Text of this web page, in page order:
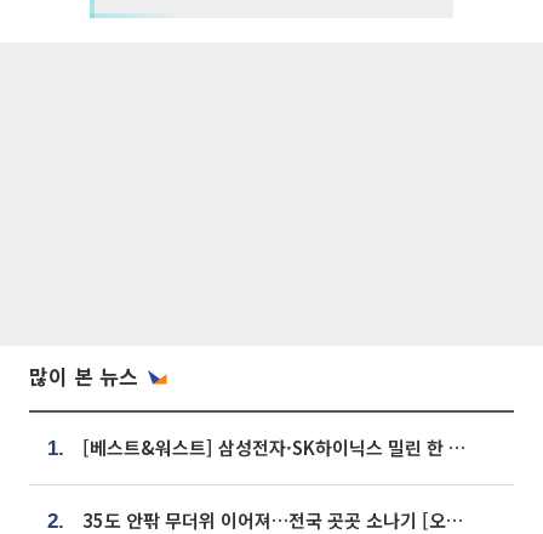
많이 본 뉴스
1. [베스트&워스트] 삼성전자·SK하이닉스 밀린 한 주…상상인증권은 85% 급등
2. 35도 안팎 무더위 이어져…전국 곳곳 소나기 [오늘 날씨]